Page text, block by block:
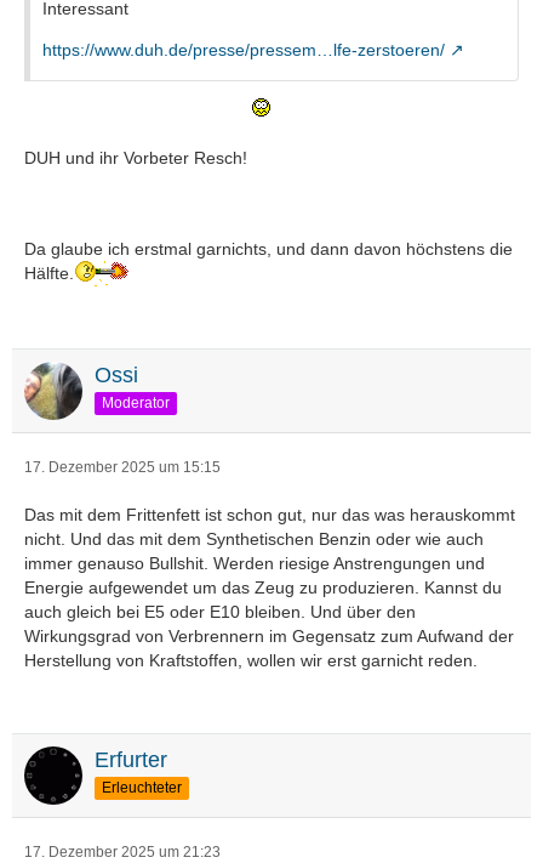
Interessant
https://www.duh.de/presse/pressem…lfe-zerstoeren/
DUH und ihr Vorbeter Resch!
Da glaube ich erstmal garnichts, und dann davon höchstens die
Hälfte.
Ossi
Moderator
17. Dezember 2025 um 15:15
Das mit dem Frittenfett ist schon gut, nur das was herauskommt
nicht. Und das mit dem Synthetischen Benzin oder wie auch
immer genauso Bullshit. Werden riesige Anstrengungen und
Energie aufgewendet um das Zeug zu produzieren. Kannst du
auch gleich bei E5 oder E10 bleiben. Und über den
Wirkungsgrad von Verbrennern im Gegensatz zum Aufwand der
Herstellung von Kraftstoffen, wollen wir erst garnicht reden.
Erfurter
Erleuchteter
17. Dezember 2025 um 21:23